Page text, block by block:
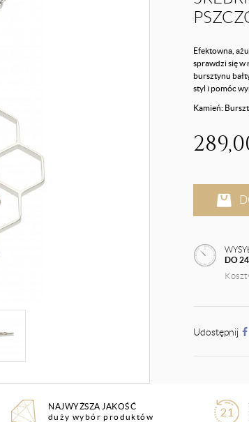
Efektowna,
sprawdzi się w
bursztynu
styl i pomóc
Kamień:
DO
Udostępnij
NAJWYŻSZA JAKOŚĆ
duży wybór produktów